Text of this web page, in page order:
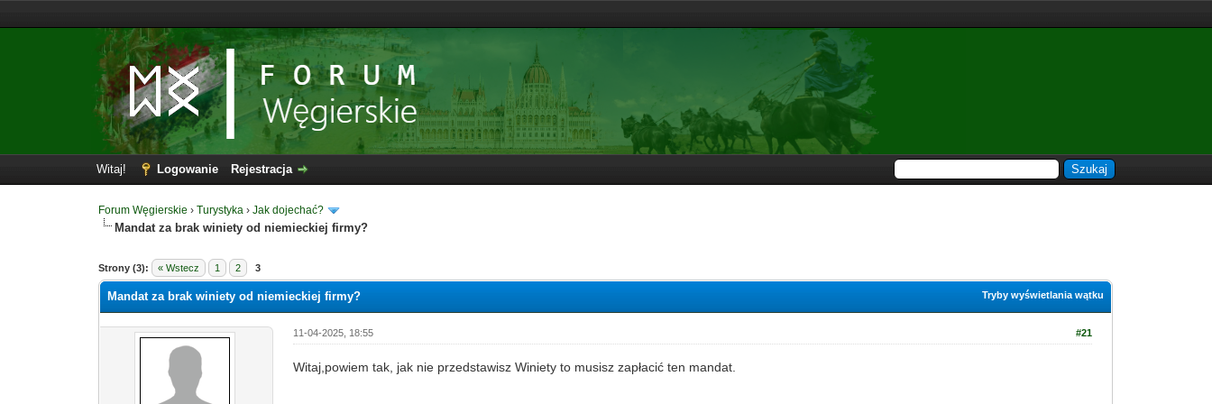
Witaj! Logowanie Rejestracja
Forum Węgierskie ›Turystyka ›Jak dojechać?
Mandat za brak winiety od niemieckiej firmy?
Strony (3): « Wstecz 1 2 3
Tryby wyświetlania wątku
Mandat za brak winiety od niemieckiej firmy?
#21
11-04-2025, 18:55
Witaj,powiem tak, jak nie przedstawisz Winiety to musisz zapłacić ten mandat.